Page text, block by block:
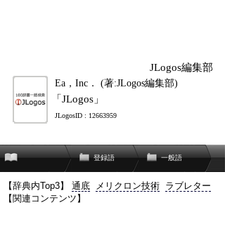
JLogos編集部
Ea，Inc． (著:JLogos編集部)
「JLogos」
JLogosID : 12663959
登録語 一般語
【辞典内Top3】 通底 メリクロン技術 ラブレター
【関連コンテンツ】